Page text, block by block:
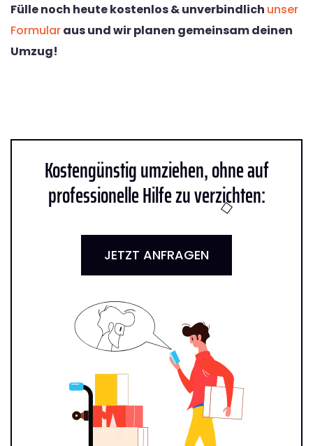
Fülle noch heute kostenlos & unverbindlich unser
Formularaus und wir planen gemeinsam deinen
Umzug!
Kostengünstig umziehen, ohne auf
professionelle Hilfe zu verzichten:
JETZT ANFRAGEN